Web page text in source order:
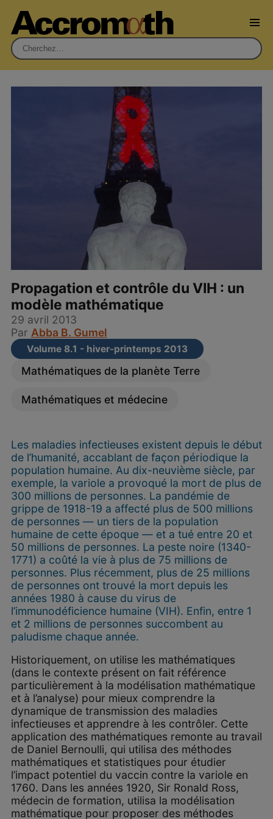
Rechercher :
Propagation et contrôle du VIH : un
modèle mathématique
29 avril 2013
Par Abba B. Gumel
Volume 8.1 - hiver-printemps 2013
Mathématiques de la planète Terre
Mathématiques et médecine
Les maladies infectieuses existent depuis le début
de l’humanité, accablant de façon périodique la
population humaine. Au dix-neuvième siècle, par
exemple, la variole a provoqué la mort de plus de
300 millions de personnes. La pandémie de
grippe de 1918-19 a affecté plus de 500 millions
de personnes — un tiers de la population
humaine de cette époque — et a tué entre 20 et
50 millions de personnes. La peste noire (1340-
1771) a coûté la vie à plus de 75 millions de
personnes. Plus récemment, plus de 25 millions
de personnes ont trouvé la mort depuis les
années 1980 à cause du virus de
l’immunodéficience humaine (VIH). Enfin, entre 1
et 2 millions de personnes succombent au
paludisme chaque année.
Historiquement, on utilise les mathématiques
(dans le contexte présent on fait référence
particulièrement à la modélisation mathématique
et à l’analyse) pour mieux comprendre la
dynamique de transmission des maladies
infectieuses et apprendre à les contrôler. Cette
application des mathématiques remonte au travail
de Daniel Bernoulli, qui utilisa des méthodes
mathématiques et statistiques pour étudier
l’impact potentiel du vaccin contre la variole en
1760. Dans les années 1920, Sir Ronald Ross,
médecin de formation, utilisa la modélisation
mathématique pour proposer des méthodes